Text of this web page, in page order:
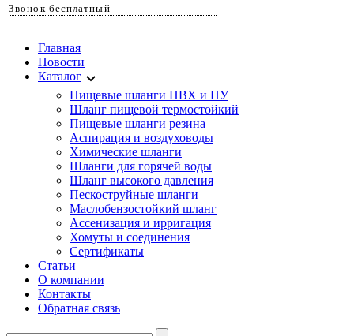
Звонок бесплатный
Главная
Новости
Каталог
Пищевые шланги ПВХ и ПУ
Шланг пищевой термостойкий
Пищевые шланги резина
Аспирация и воздуховоды
Химические шланги
Шланги для горячей воды
Шланг высокого давления
Пескоструйные шланги
Маслобензостойкий шланг
Ассенизация и ирригация
Хомуты и соединения
Сертификаты
Статьи
О компании
Контакты
Обратная связь